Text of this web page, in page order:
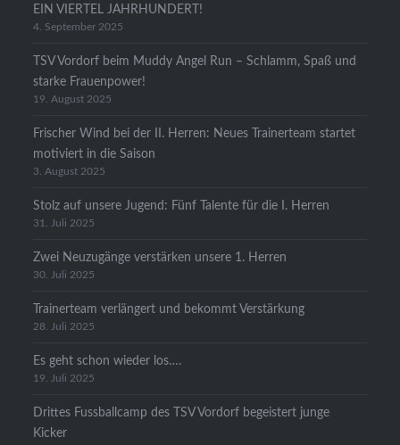
EIN VIERTEL JAHRHUNDERT!
4. September 2025
TSV Vordorf beim Muddy Angel Run – Schlamm, Spaß und
starke Frauenpower!
19. August 2025
Frischer Wind bei der II. Herren: Neues Trainerteam startet
motiviert in die Saison
3. August 2025
Stolz auf unsere Jugend: Fünf Talente für die I. Herren
31. Juli 2025
Zwei Neuzugänge verstärken unsere 1. Herren
30. Juli 2025
Trainerteam verlängert und bekommt Verstärkung
28. Juli 2025
Es geht schon wieder los….
19. Juli 2025
Drittes Fussballcamp des TSV Vordorf begeistert junge
Kicker